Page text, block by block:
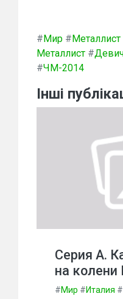
#Мир #Металлист
Металлист #
#ЧМ-2014
Інші
Серия А.
на
#Мир #Италия #